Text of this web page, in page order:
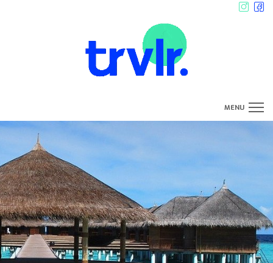
MENU
Où Partir
Expériences
Devis sur-mesure
Manifesto